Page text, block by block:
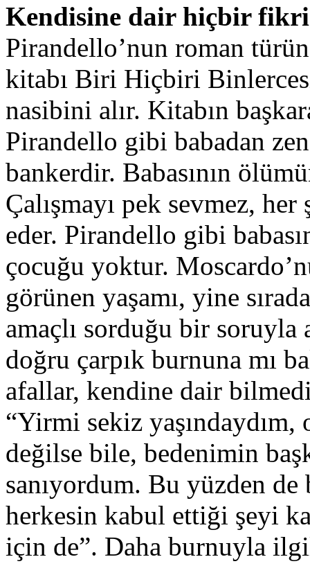
Kendisine dair hiçbir
Pirandello’nun roman
kitabı Biri Hiçbiri
nasibini alır. Kitabın
Pirandello gibi babadan
bankerdir. Babasının
Çalışmayı pek sevmez,
eder. Pirandello gibi
çocuğu yoktur.
görünen yaşamı, yine
amaçlı sorduğu bir soruyla
doğru çarpık burnuna mı
afallar, kendine dair
“Yirmi sekiz
değilse bile, bedenimin
sanıyordum. Bu yüzden
herkesin kabul ettiği şeyi
için de”. Daha burnuyla